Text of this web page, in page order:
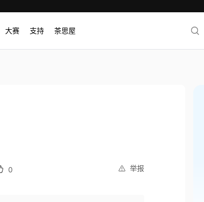
大赛 支持 茶思屋
举报
0